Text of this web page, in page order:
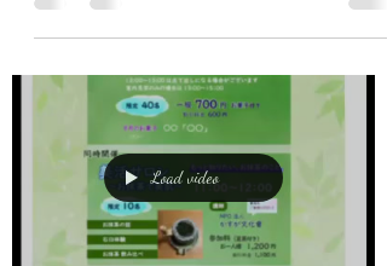
かと思います 子供達の真剣な眼差しは、何
度体験しても清らかさを覚えます 沢山の思
い出を作ってもらいたいです ～当会HP↓～...
Load video